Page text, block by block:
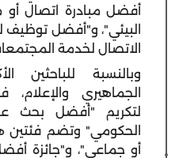
أفضل مبادرة اتصال أو
البيئي"، و"أفضل توظيف
الاتصال لخدمة
وبالنسبة للباحثين
الجماهيري
لتكريم "أفضل بحث
الحكومي" وتضم
أو جماعي"، و"جائزة